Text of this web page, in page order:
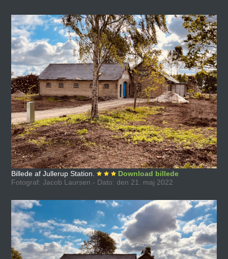
Billede af Jullerup Station.
Download billede
Fotograf: Jacob Laursen - Dato: den 21. maj 2022